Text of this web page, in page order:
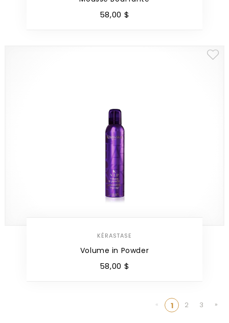
58,00 $
KÉRASTASE
Volume in Powder
58,00 $
« 1 2 3 »